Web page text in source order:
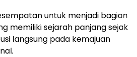
untuk menjadi bagian
memiliki sejarah panjang sejak
langsung pada kemajuan